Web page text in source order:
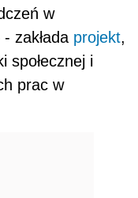
w
zakłada projekt,
społecznej i
prac w